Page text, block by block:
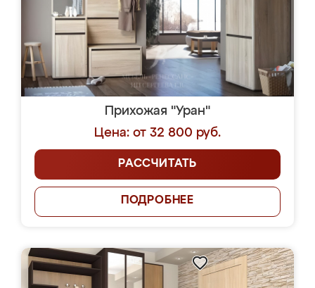
Прихожая "Уран"
Цена: от 32 800 руб.
РАССЧИТАТЬ
ПОДРОБНЕЕ